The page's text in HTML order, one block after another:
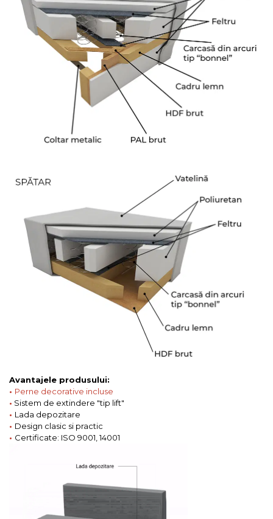
Avantajele produsului:
• Perne decorative incluse
• Sistem de extindere "tip lift"
• Lada depozitare
• Design clasic si practic
• Certificate: ISO 9001, 14001